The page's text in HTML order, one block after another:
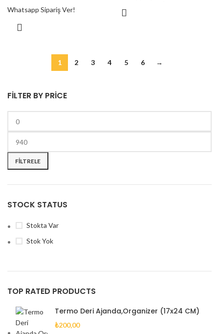
FILTER BY PRICE
FILTRELE
STOCK STATUS
Stokta Var
Stok Yok
TOP RATED PRODUCTS
Termo Deri Ajanda,Organizer (17x24 CM)
₺200,00
Whatsapp Sipariş Ver!
1 2 3 4 5 6 →